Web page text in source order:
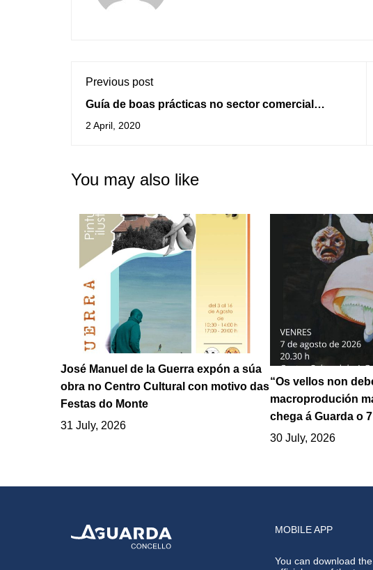
Previous post
Guía de boas prácticas no sector comercial
actualizada
2 April, 2020
You may also like
José Manuel de la Guerra expón a súa
obra no Centro Cultural con motivo das
Festas do Monte
31 July, 2026
“Os vellos non
macroprodución
chega á Guarda o
30 July, 2026
MOBILE APP
You can download the